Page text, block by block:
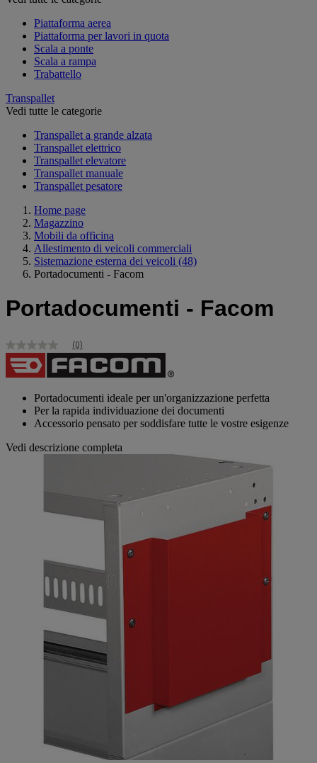
Piattaforma aerea
Piattaforma per lavori in quota
Scala a ponte
Scala a rampa
Trabattello
Transpallet
Vedi tutte le categorie
Transpallet a grande alzata
Transpallet elettrico
Transpallet elevatore
Transpallet manuale
Transpallet pesatore
Home page
Magazzino
Mobili da officina
Allestimento di veicoli commerciali
Sistemazione esterna dei veicoli (48)
Portadocumenti - Facom
Portadocumenti - Facom
Nessuna
valutazione
Stesso
pagina.
(0)
Portadocumenti ideale per un'organizzazione perfetta
Per la rapida individuazione dei documenti
Accessorio pensato per soddisfare tutte le vostre esigenze
Vedi descrizione completa